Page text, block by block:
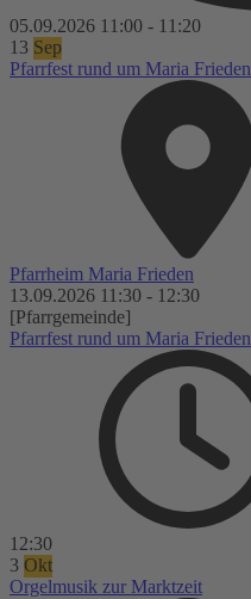
05.09.2026 11:00 - 11:20
13 Sep
Pfarrfest rund um Maria Frieden
Pfarrheim Maria Frieden
13.09.2026 11:30 - 12:30
[Pfarrgemeinde]
Pfarrfest rund um Maria Frieden
12:30
3 Okt
Orgelmusik zur Marktzeit